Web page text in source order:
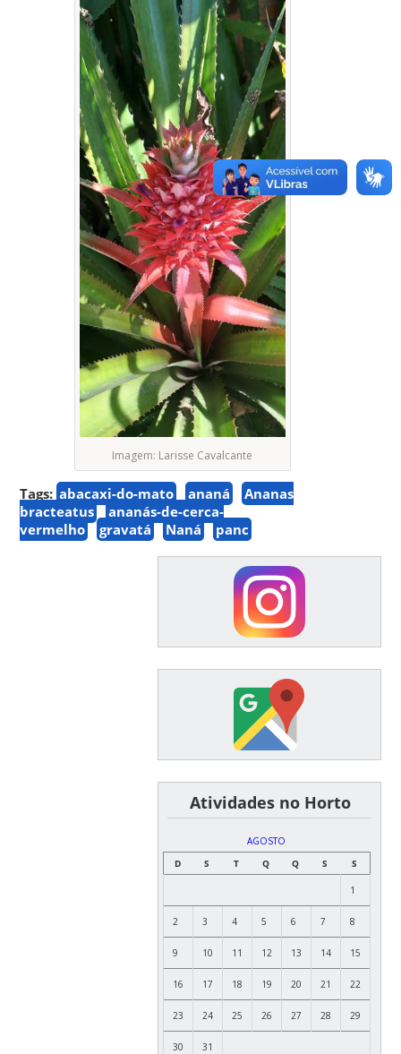
Imagem: Larisse Cavalcante
Tags: abacaxi-do-mato ananá
Ananas
bracteatus
ananás-de-cerca-
vermelho
gravatá Naná panc
͏ ͏ ͏ ͏ ͏ ͏Atividades no Horto
AGOSTO
D
S T Q Q S S
1
2 3 4 5 6 7 8
9 10 11 12 13 14 15
16 17 18 19 20 21 22
23 24 25 26 27 28 29
30 31